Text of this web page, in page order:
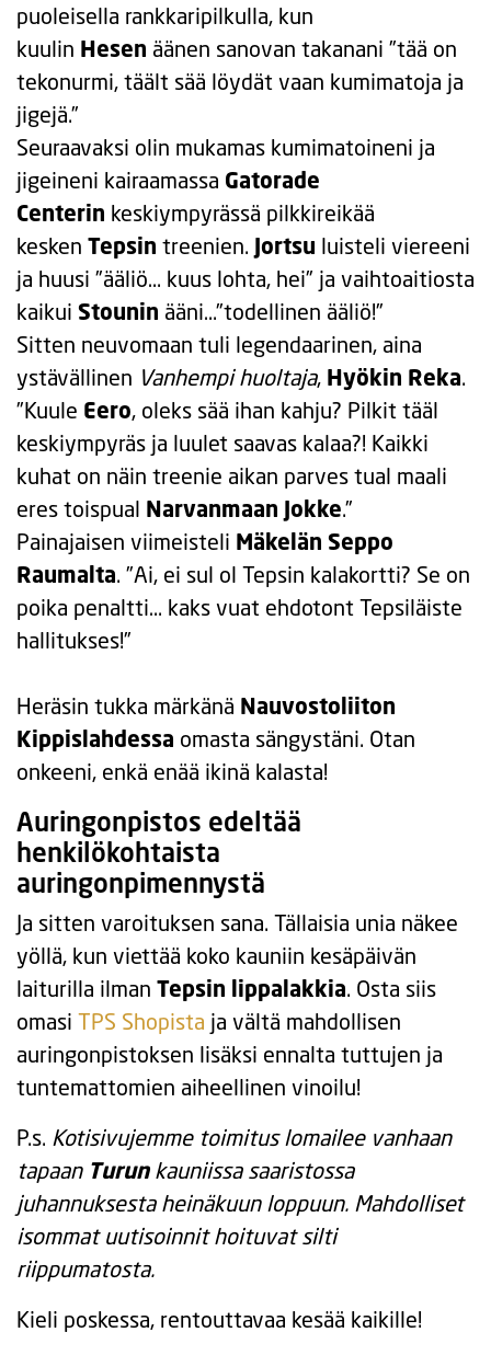
puoleisella rankkaripilkulla, kun
kuulin Hesen äänen sanovan takanani ”tää on
tekonurmi, täält sää löydät vaan kumimatoja ja
jigejä.”
Seuraavaksi olin mukamas kumimatoineni ja
jigeineni kairaamassa Gatorade
Centerin keskiympyrässä pilkkireikää
kesken Tepsin treenien. Jortsu luisteli viereeni
ja huusi ”ääliö… kuus lohta, hei” ja vaihtoaitiosta
kaikui Stounin ääni…”todellinen ääliö!”
Sitten neuvomaan tuli legendaarinen, aina
ystävällinen Vanhempi huoltaja, Hyökin Reka.
”Kuule Eero, oleks sää ihan kahju? Pilkit tääl
keskiympyräs ja luulet saavas kalaa?! Kaikki
kuhat on näin treenie aikan parves tual maali
eres toispual Narvanmaan Jokke.”
Painajaisen viimeisteli Mäkelän Seppo
Raumalta. ”Ai, ei sul ol Tepsin kalakortti? Se on
poika penaltti… kaks vuat ehdotont Tepsiläiste
hallitukses!”
Heräsin tukka märkänä Nauvostoliiton
Kippislahdessa omasta sängystäni. Otan
onkeeni, enkä enää ikinä kalasta!
Auringonpistos edeltää
henkilökohtaista
auringonpimennystä
Ja sitten varoituksen sana. Tällaisia unia näkee
yöllä, kun viettää koko kauniin kesäpäivän
laiturilla ilman Tepsin lippalakkia. Osta siis
omasi TPS Shopista ja vältä mahdollisen
auringonpistoksen lisäksi ennalta tuttujen ja
tuntemattomien aiheellinen vinoilu!
P.s. Kotisivujemme toimitus lomailee vanhaan
tapaan Turunkauniissa saaristossa
juhannuksesta heinäkuun loppuun. Mahdolliset
isommat uutisoinnit hoituvat silti
riippumatosta.
Kieli poskessa, rentouttavaa kesää kaikille!